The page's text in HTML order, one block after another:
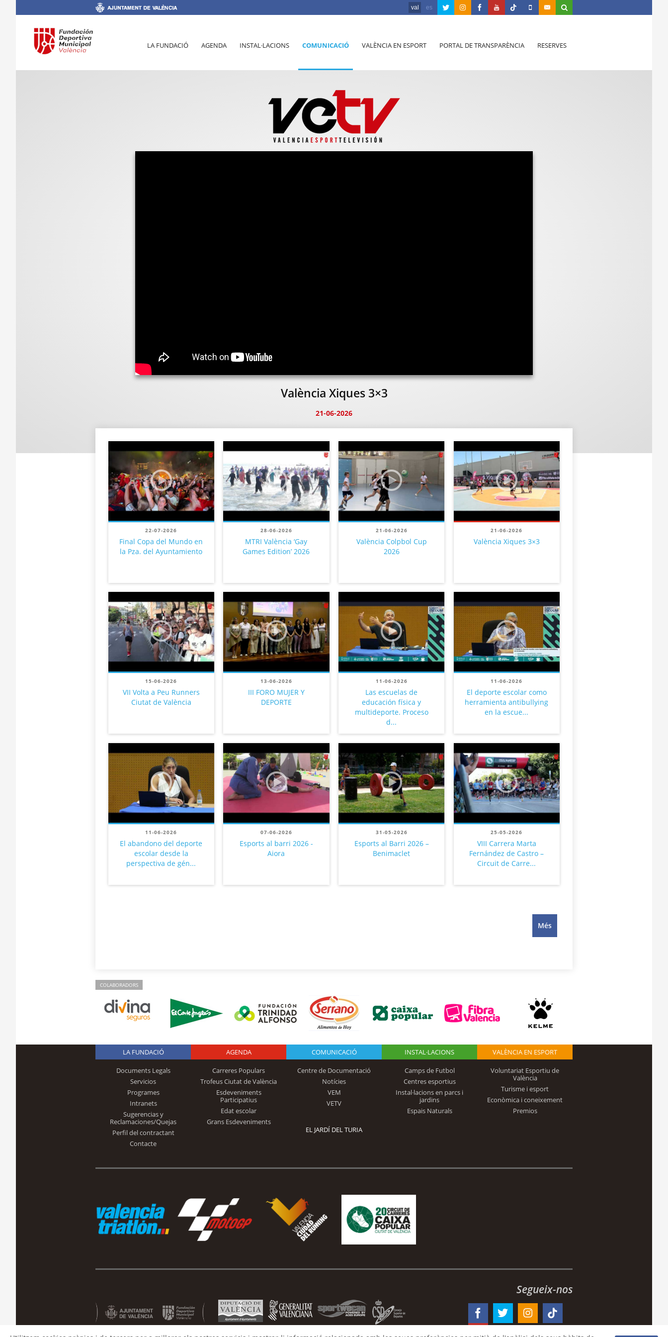
val es
LA FUNDACIÓ AGENDA INSTAL·LACIONS COMUNICACIÓ VALÈNCIA EN ESPORT PORTAL DE TRANSPARÈNCIA RESERVES
València Xiques 3×3
21-06-2026
22-07-2026
Final Copa del Mundo en
la Pza. del Ayuntamiento
28-06-2026
MTRI València ‘Gay
Games Edition’ 2026
21-06-2026
València Colpbol Cup
2026
21-06-2026
València Xiques 3×3
15-06-2026
VII Volta a Peu Runners
Ciutat de València
13-06-2026
III FORO MUJER Y
DEPORTE
11-06-2026
Las escuelas de
educación física y
multideporte. Proceso
d...
11-06-2026
El deporte escolar como
herramienta antibullying
en la escue...
11-06-2026
El abandono del deporte
escolar desde la
perspectiva de gén...
07-06-2026
Esports al barri 2026 -
Aiora
31-05-2026
Esports al Barri 2026 –
Benimaclet
25-05-2026
VIII Carrera Marta
Fernández de Castro –
Circuit de Carre...
Més
COLABORADORS
Logo Fundación
Trinidad Alfonso
LA FUNDACIÓ
Documents Legals
Servicios
Programes
Intranets
Sugerencias y
Reclamaciones/Quejas
Perfil del contractant
Contacte
AGENDA
Carreres Populars
Trofeus Ciutat de València
Esdeveniments
Participatius
Edat escolar
Grans Esdeveniments
COMUNICACIÓ
Centre de Documentació
Notícies
VEM
VETV
INSTAL·LACIONS
Camps de Futbol
Centres esportius
Instal·lacions en parcs i
jardins
Espais Naturals
VALÈNCIA EN ESPORT
Voluntariat Esportiu de
València
Turisme i esport
Econòmica i coneixement
Premios
EL JARDÍ DEL TURIA
Segueix-nos